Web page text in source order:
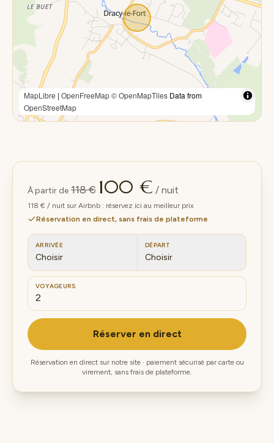
MapLibre | OpenFreeMap© OpenMapTiles Data from
OpenStreetMap
À partir de 118 € 100 € / nuit
118 € / nuit sur Airbnb : réservez ici au meilleur prix
Réservation en direct, sans frais de plateforme
ARRIVÉE
Choisir
DÉPART
Choisir
VOYAGEURS
Réserver en direct
Réservation en direct sur notre site · paiement sécurisé par carte ou
virement, sans frais de plateforme.